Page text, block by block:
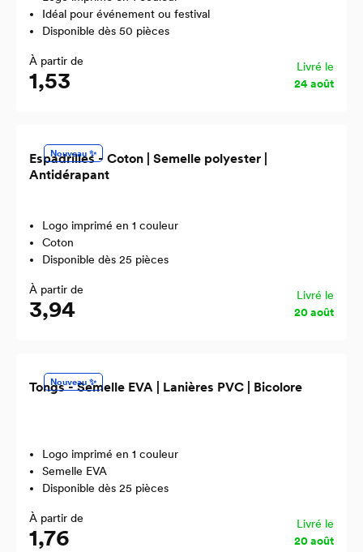
Idéal pour événement ou festival
Disponible dès 50 pièces
À partir de
1,53
Livré le
24 août
Nouveau ✨
Espadrilles - Coton | Semelle polyester |
Antidérapant
Logo imprimé en 1 couleur
Coton
Disponible dès 25 pièces
À partir de
3,94
Livré le
20 août
Nouveau ✨
Tongs - Semelle EVA | Lanières PVC | Bicolore
Logo imprimé en 1 couleur
Semelle EVA
Disponible dès 25 pièces
À partir de
1,76
Livré le
20 août